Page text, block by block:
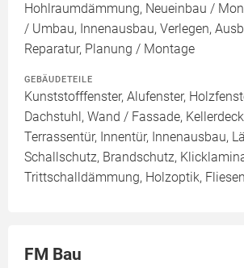
Hohlraumdämmung, Neueinbau /
/ Umbau, Innenausbau, Verlegen,
Reparatur, Planung / Montage
GEBÄUDETEILE
Kunststofffenster, Alufenster,
Dachstuhl, Wand / Fassade,
Terrassentür, Innentür, Innenausbau,
Schallschutz, Brandschutz,
Trittschalldämmung, Holzoptik,
FM Bau